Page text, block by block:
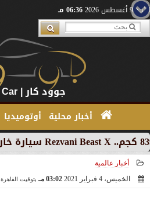
الأحد 9 أغسطس 2026 06:36 مـ
جوود كار | Goud Car
أخبار محلية أوتوميديا
أخبار عالمية
الخميس، 4 فبراير 2021
03:02 مـ بتوقيت القاهرة